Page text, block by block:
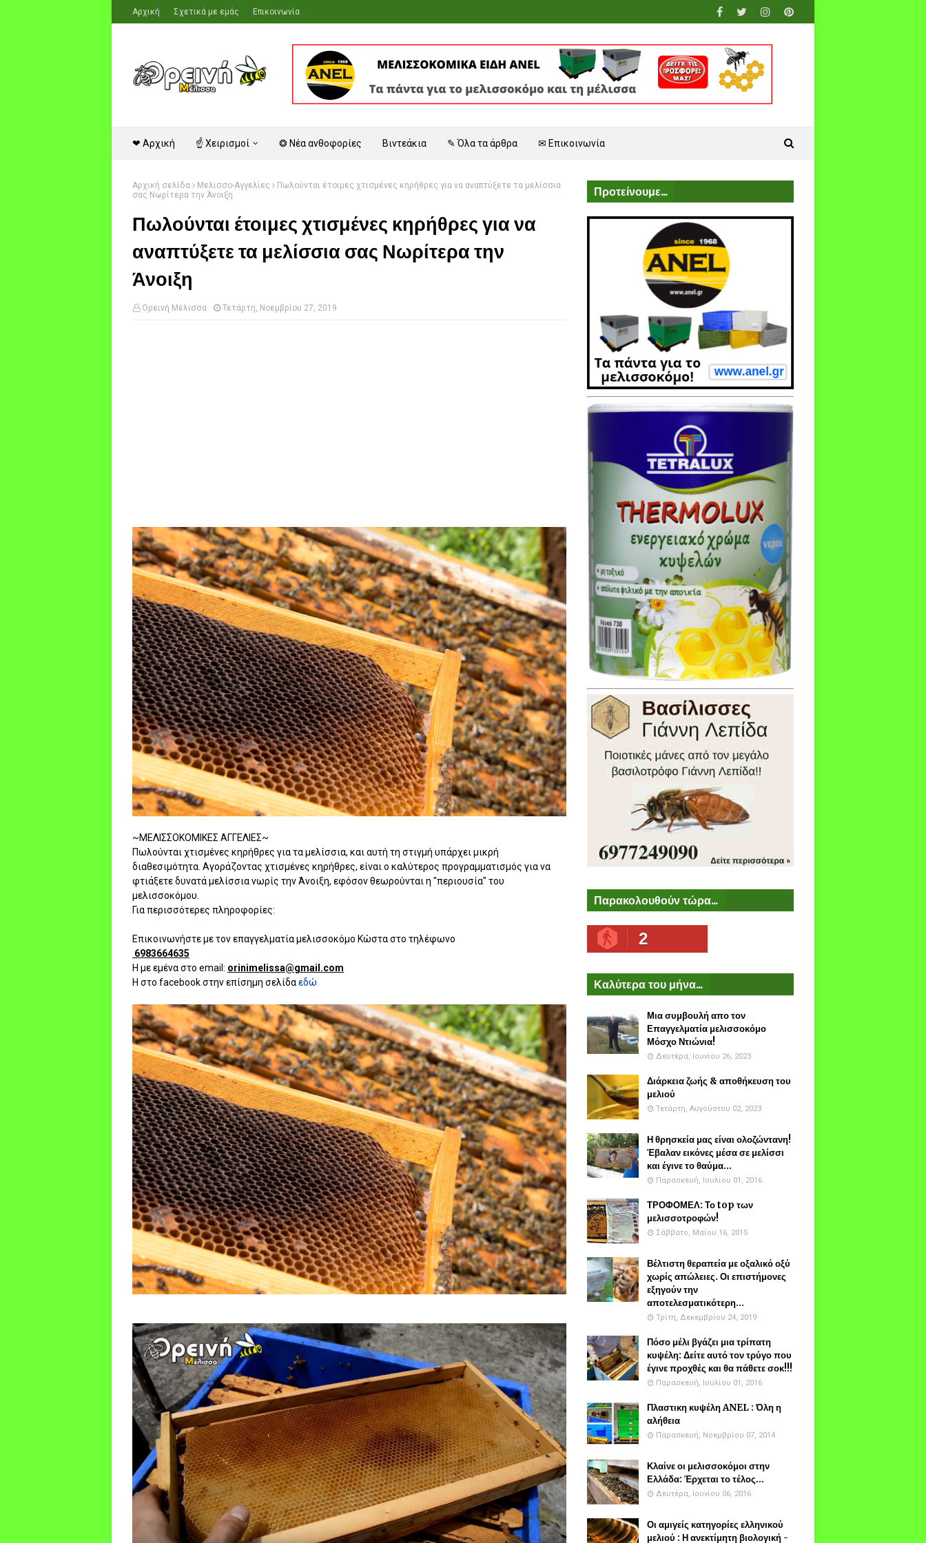
Αρχική Σχετικά με εμάς Επικοινωνία
❤ Αρχική ☝ Χειρισμοί ❂ Νέα ανθοφορίες Βιντεάκια ✎ Όλα τα άρθρα ✉ Επικοινωνία
Αρχική σελίδα Μελισσο-Αγγελίες
Πωλούνται έτοιμες χτισμένες κηρήθρες για να αναπτύξετε τα μελίσσια
σας Νωρίτερα την Άνοιξη
Πωλούνται έτοιμες χτισμένες κηρήθρες για να
αναπτύξετε τα μελίσσια σας Νωρίτερα την
Άνοιξη
Ορεινή Μέλισσα Τετάρτη, Νοεμβρίου 27, 2019
~ΜΕΛΙΣΣΟΚΟΜΙΚΕΣ ΑΓΓΕΛΙΕΣ~
Πωλούνται χτισμένες κηρήθρες για τα μελίσσια, και αυτή τη στιγμή υπάρχει μικρή
διαθεσιμότητα. Αγοράζοντας χτισμένες κηρήθρες, είναι ο καλύτερος προγραμματισμός για να
φτιάξετε δυνατά μελίσσια νωρίς την Άνοιξη, εφόσον θεωρούνται η "περιουσία" του
μελισσοκόμου.
Για περισσότερες πληροφορίες:
Επικοινωνήστε με τον επαγγελματία μελισσοκόμο Κώστα στο τηλέφωνο
6983664635
Η με εμένα στο email: orinimelissa@gmail.com
Η στο facebook στην επίσημη σελίδαεδώ
Προτείνουμε...
Παρακολουθούν τώρα...
2
Καλύτερα του μήνα...
Μια συμβουλή απο τον
Επαγγελματία μελισσοκόμο
Μόσχο Ντιώνια!
Δευτέρα, Ιουνίου 26, 2023
Διάρκεια ζωής & αποθήκευση του
μελιού
Τετάρτη, Αυγούστου 02, 2023
Η θρησκεία μας είναι ολοζώντανη!
Έβαλαν εικόνες μέσα σε μελίσσι
και έγινε το θαύμα...
Παρασκευή, Ιουλίου 01, 2016
ΤΡΟΦΟΜΕΛ: Το top των
μελισσοτροφών!
Σάββατο, Μαΐου 16, 2015
Βέλτιστη θεραπεία με οξαλικό οξύ
χωρίς απώλειες. Οι επιστήμονες
εξηγούν την
αποτελεσματικότερη...
Τρίτη, Δεκεμβρίου 24, 2019
Πόσο μέλι βγάζει μια τρίπατη
κυψέλη: Δείτε αυτό τον τρύγο που
έγινε προχθές και θα πάθετε σοκ!!!
Παρασκευή, Ιουλίου 01, 2016
Πλαστικη κυψέλη ANEL : Όλη η
αλήθεια
Παρασκευή, Νοεμβρίου 07, 2014
Κλαίνε οι μελισσοκόμοι στην
Ελλάδα: Έρχεται το τέλος...
Δευτέρα, Ιουνίου 06, 2016
Οι αμιγείς κατηγορίες ελληνικού
μελιού : Η ανεκτίμητη βιολογική -